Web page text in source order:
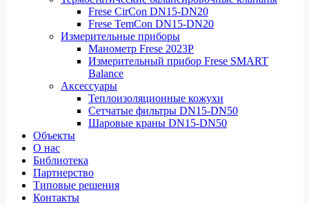
Frese CirCon DN15-DN20
Frese TemCon DN15-DN20
Измерительные приборы
Манометр Frese 2023P
Измерительный прибор Frese SMART
Balance
Аксессуары
Теплоизоляционные кожухи
Сетчатые фильтры DN15-DN50
Шаровые краны DN15-DN50
Объекты
О нас
Библиотека
Партнерство
Типовые решения
Контакты